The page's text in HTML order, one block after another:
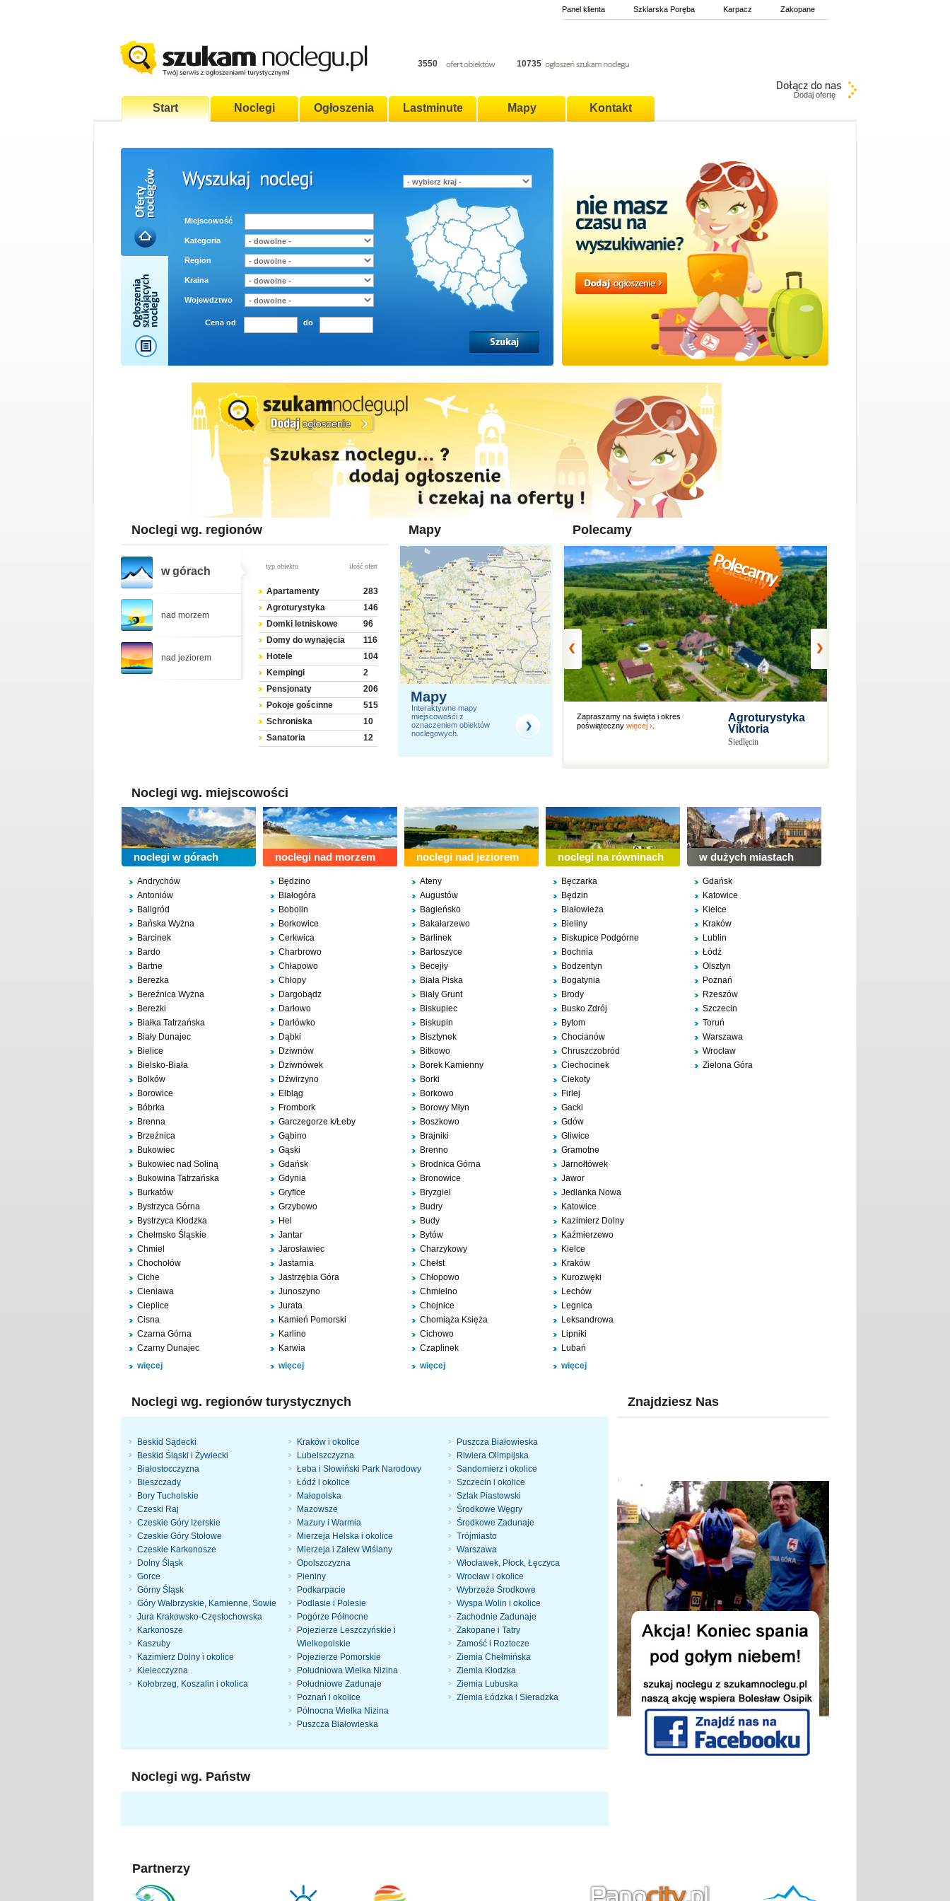
Panel klienta Szklarska Poręba Karpacz Zakopane
3550 10735
Start Noclegi Ogłoszenia Lastminute Mapy Kontakt
Dodaj ofertę
Miejscowość
Kategoria
Region
Kraina
Wojewdztwo
Cena od do
Noclegi wg. regionów Mapy Polecamy
w górach
nad morzem
nad jeziorem
typ obiektu ilość ofert
Apartamenty
283
Agroturystyka
146
Domki letniskowe
96
Domy do wynajęcia
116
Hotele
104
Kempingi
2
Pensjonaty
206
Pokoje gościnne
515
Schroniska
10
Sanatoria
12
Motele
Spa & Wellness
2
Mapy
Interaktywne mapy
miejscowośći z
oznaczeniem obiektów
noclegowych.
Cisza, spokój i komfortowe warunki :)
Agroturystyka
Jelenia Góra
Zapraszamy na święta i okres
poświąteczny więcej ›
Agroturystyka
Viktoria
Siedlęcin
Noclegi wg. miejscowości
noclegi w górach
Andrychów
Antoniów
Baligród
Bańska Wyżna
Barcinek
Bardo
Bartne
Berezka
Bereźnica Wyżna
Bereżki
Białka Tatrzańska
Biały Dunajec
Bielice
Bielsko-Biała
Bolków
Borowice
Bóbrka
Brenna
Brzeźnica
Bukowiec
Bukowiec nad Soliną
Bukowina Tatrzańska
Burkatów
Bystrzyca Górna
Bystrzyca Kłodzka
Chełmsko Śląskie
Chmiel
Chochołów
Ciche
Cieniawa
Cieplice
Cisna
Czarna Górna
Czarny Dunajec
więcej
noclegi nad morzem
Będzino
Białogóra
Bobolin
Borkowice
Cerkwica
Charbrowo
Chłapowo
Chłopy
Dargobądz
Darłowo
Darłówko
Dąbki
Dziwnów
Dziwnówek
Dźwirzyno
Elbląg
Frombork
Garczegorze k/Łeby
Gąbino
Gąski
Gdańsk
Gdynia
Gryfice
Grzybowo
Hel
Jantar
Jarosławiec
Jastarnia
Jastrzębia Góra
Junoszyno
Jurata
Kamień Pomorski
Karlino
Karwia
więcej
noclegi nad jeziorem
Ateny
Augustów
Bagieńsko
Bakałarzewo
Barlinek
Bartoszyce
Becejły
Biała Piska
Biały Grunt
Biskupiec
Biskupin
Bisztynek
Bitkowo
Borek Kamienny
Borki
Borkowo
Borowy Młyn
Boszkowo
Brajniki
Brenno
Brodnica Górna
Bronowice
Bryzgiel
Budry
Budy
Bytów
Charzykowy
Chełst
Chłopowo
Chmielno
Chojnice
Chomiąża Księża
Cichowo
Czaplinek
więcej
noclegi na równinach
Bęczarka
Będzin
Białowieża
Bieliny
Biskupice Podgórne
Bochnia
Bodzentyn
Bogatynia
Brody
Busko Zdrój
Bytom
Chocianów
Chruszczobród
Ciechocinek
Ciekoty
Firlej
Gacki
Gdów
Gliwice
Gramotne
Jarnołtówek
Jawor
Jedlanka Nowa
Katowice
Kazimierz Dolny
Kaźmierzewo
Kielce
Kraków
Kurozwęki
Lechów
Legnica
Leksandrowa
Lipniki
Lubań
więcej
w dużych miastach
Gdańsk
Katowice
Kielce
Kraków
Lublin
Łódź
Olsztyn
Poznań
Rzeszów
Szczecin
Toruń
Warszawa
Wrocław
Zielona Góra
Noclegi wg. regionów turystycznych Znajdziesz Nas
Beskid Sądecki
Beskid Śląski i Żywiecki
Białostocczyzna
Bieszczady
Bory Tucholskie
Czeski Raj
Czeskie Góry Izerskie
Czeskie Góry Stołowe
Czeskie Karkonosze
Dolny Śląsk
Gorce
Górny Śląsk
Góry Wałbrzyskie, Kamienne, Sowie
Jura Krakowsko-Częstochowska
Karkonosze
Kaszuby
Kazimierz Dolny i okolice
Kielecczyzna
Kołobrzeg, Koszalin i okolica
Kraków i okolice
Lubelszczyzna
Łeba i Słowiński Park Narodowy
Łódź i okolice
Małopolska
Mazowsze
Mazury i Warmia
Mierzeja Helska i okolice
Mierzeja i Zalew Wiślany
Opolszczyzna
Pieniny
Podkarpacie
Podlasie i Polesie
Pogórze Północne
Pojezierze Leszczyńskie i
Wielkopolskie
Pojezierze Pomorskie
Południowa Wielka Nizina
Południowe Zadunaje
Poznań i okolice
Północna Wielka Nizina
Puszcza Białowieska
Puszcza Białowieska
Riwiera Olimpijska
Sandomierz i okolice
Szczecin i okolice
Szlak Piastowski
Środkowe Węgry
Środkowe Zadunaje
Trójmiasto
Warszawa
Włocławek, Płock, Łęczyca
Wrocław i okolice
Wybrzeże Środkowe
Wyspa Wolin i okolice
Zachodnie Zadunaje
Zakopane i Tatry
Zamość i Roztocze
Ziemia Chełmińska
Ziemia Kłodzka
Ziemia Lubuska
Ziemia Łódzka i Sieradzka
Noclegi wg. Państw
Partnerzy